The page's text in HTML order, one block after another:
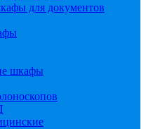
для документов
шкафы